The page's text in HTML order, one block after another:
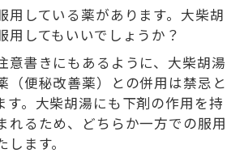
用している薬があります。大柴胡
用してもいいでしょうか？
意書きにもあるように、大柴胡湯
（便秘改善薬）との併用は禁忌と
す。大柴胡湯にも下剤の作用を持
れるため、どちらか一方での服用
ます。